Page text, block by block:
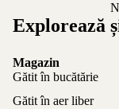
Explorează
Magazin
Gătit în bucătărie
Gătit în aer liber